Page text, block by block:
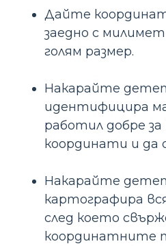
Дайте
заедно с
голям размер.
Накарайте
идентифицира
работил добре за
координати и да
Накарайте
картографира
след което
координатните